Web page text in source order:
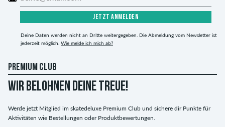
JETZT ANMELDEN
Deine Daten werden nicht an Dritte weitergegeben. Die Abmeldung vom Newsletter ist
jederzeit möglich. Wie melde ich mich ab?
PREMIUM CLUB
WIR BELOHNEN DEINE TREUE!
Werde jetzt Mitglied im skatedeluxe Premium Club und sichere dir Punkte für
Aktivitäten wie Bestellungen oder Produktbewertungen.